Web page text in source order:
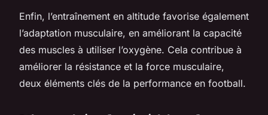
Enfin, l’entraînement en altitude favorise également
l’adaptation musculaire, en améliorant la capacité
des muscles à utiliser l’oxygène. Cela contribue à
améliorer la résistance et la force musculaire,
deux éléments clés de la performance en football.